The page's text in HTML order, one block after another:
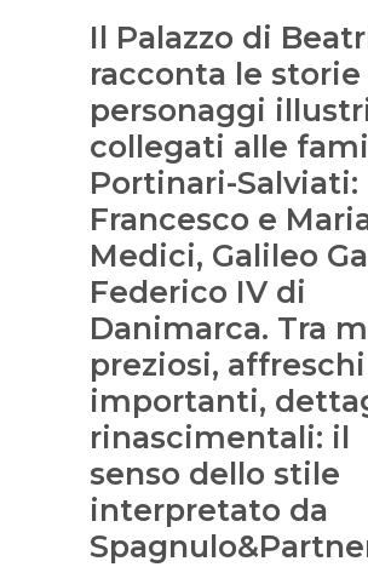
Il Palazzo di
racconta le storie
personaggi
collegati alle
Portinari-Salviati:
Francesco e
Medici, Galileo
Federico IV di
Danimarca. Tra
preziosi, affreschi
importanti,
rinascimentali: il
senso dello stile
interpretato da